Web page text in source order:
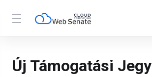
Új Támogatási Jegy